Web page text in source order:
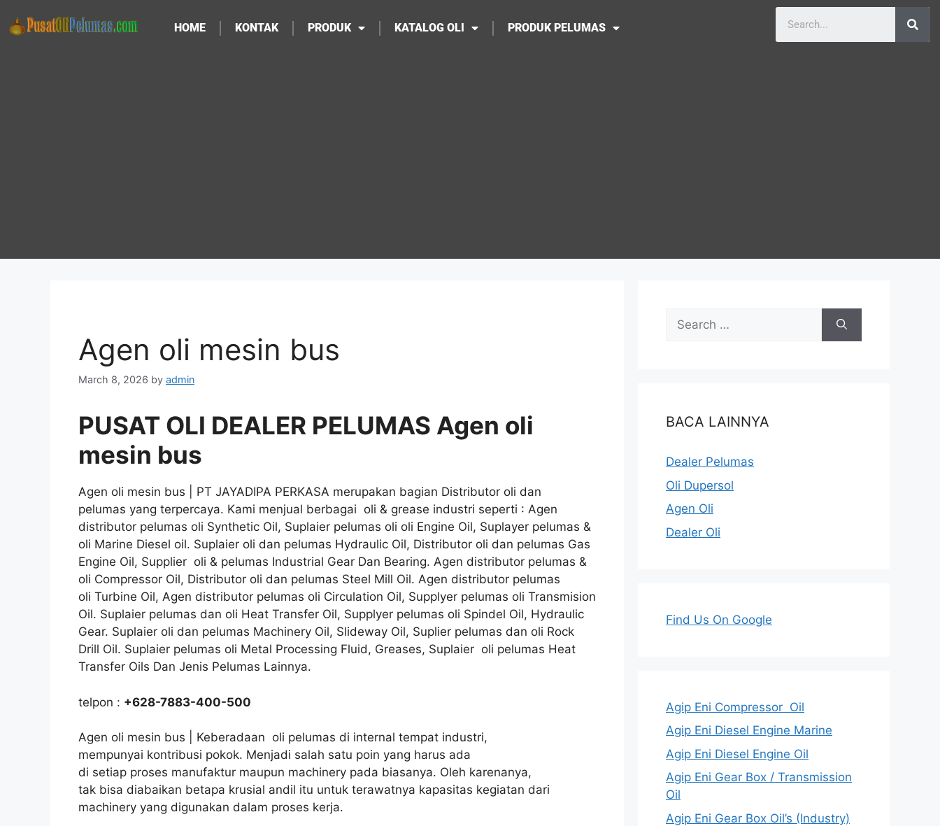
HOME KONTAK PRODUK KATALOG OLI PRODUK PELUMAS
Agen oli mesin bus
March 8, 2026 by admin
PUSAT OLI DEALER PELUMAS Agen oli
mesin bus
Agen oli mesin bus | PT JAYADIPA PERKASA merupakan bagian Distributor oli dan
pelumas yang terpercaya. Kami menjual berbagai oli & grease industri seperti : Agen
distributor pelumas oli Synthetic Oil, Suplaier pelumas oli oli Engine Oil, Suplayer pelumas &
oli Marine Diesel oil. Suplaier oli dan pelumas Hydraulic Oil, Distributor oli dan pelumas Gas
Engine Oil, Supplier oli & pelumas Industrial Gear Dan Bearing. Agen distributor pelumas &
oli Compressor Oil, Distributor oli dan pelumas Steel Mill Oil. Agen distributor pelumas
oli Turbine Oil, Agen distributor pelumas oli Circulation Oil, Supplyer pelumas oli Transmision
Oil. Suplaier pelumas dan oli Heat Transfer Oil, Supplyer pelumas oli Spindel Oil, Hydraulic
Gear. Suplaier oli dan pelumas Machinery Oil, Slideway Oil, Suplier pelumas dan oli Rock
Drill Oil. Suplaier pelumas oli Metal Processing Fluid, Greases, Suplaier oli pelumas Heat
Transfer Oils Dan Jenis Pelumas Lainnya.
telpon : +628-7883-400-500
Agen oli mesin bus | Keberadaan oli pelumas di internal tempat industri,
mempunyai kontribusi pokok. Menjadi salah satu poin yang harus ada
di setiap proses manufaktur maupun machinery pada biasanya. Oleh karenanya,
tak bisa diabaikan betapa krusial andil itu untuk terawatnya kapasitas kegiatan dari
machinery yang digunakan dalam proses kerja.
BACA LAINNYA
Dealer Pelumas
Oli Dupersol
Agen Oli
Dealer Oli
Find Us On Google
Agip Eni Compressor Oil
Agip Eni Diesel Engine Marine
Agip Eni Diesel Engine Oil
Agip Eni Gear Box / Transmission
Oil
Agip Eni Gear Box Oil’s (Industry)